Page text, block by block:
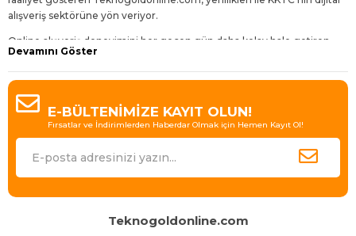
alışveriş sektörüne yön veriyor.
Online alışveriş deneyimini her geçen gün daha kolay hale getiren,
dijitalleşen dünyanın gereklerine uygun geliştirmelerle sunduğu
hizmetleri daha da avantajlı kılan Teknogoldonline.com,
ziyaretçilerine bol çeşit, uygun fiyat, hızlı teslimat ve sürpriz indirimler
sunuyor.
Bugün 30'dan fazla kategori içinde 4000'den fazla ürün çeşidi
gururunu yaşıyor.
KKTC’de e-ticaret deneyiminin standartlarını her geçen gün
Devamını Göster
E-BÜLTENİMİZE KAYIT OLUN!
Fırsatlar ve İndirimlerden Haberdar Olmak için Hemen Kayıt Ol!
Teknogoldonline.com